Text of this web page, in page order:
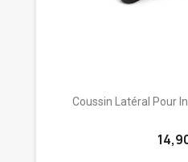
Coussin Latéral Pour